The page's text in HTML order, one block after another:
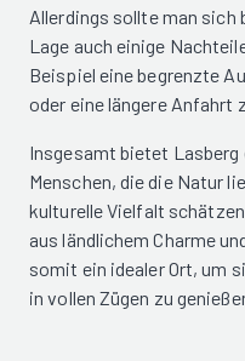
Allerdings sollte man sich
Lage auch einige
Beispiel eine begrenzte
oder eine längere Anfahrt
Insgesamt bietet
Menschen, die die Natur
kulturelle Vielfalt
aus ländlichem Charme
somit ein idealer Ort, um
in vollen Zügen zu